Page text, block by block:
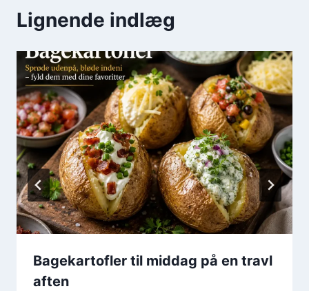
Lignende indlæg
Bagekartofler til middag på en travl
aften